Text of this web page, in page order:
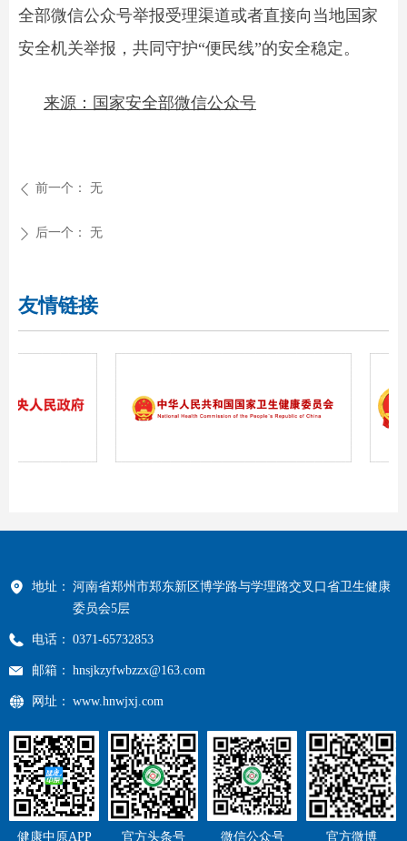
全部微信公众号举报受理渠道或者直接向当地国家
安全机关举报，共同守护“便民线”的安全稳定。
来源：国家安全部微信公众号
ꄴ 前一个： 无
ꄲ 后一个： 无
友情链接
地址： 河南省郑州市郑东新区博学路与学理路交叉口省卫生健康
委员会5层
电话： 0371-65732853
邮箱： hnsjkzyfwbzzx@163.com
网址： www.hnwjxj.com
健康中原APP 官方头条号 微信公众号 官方微博